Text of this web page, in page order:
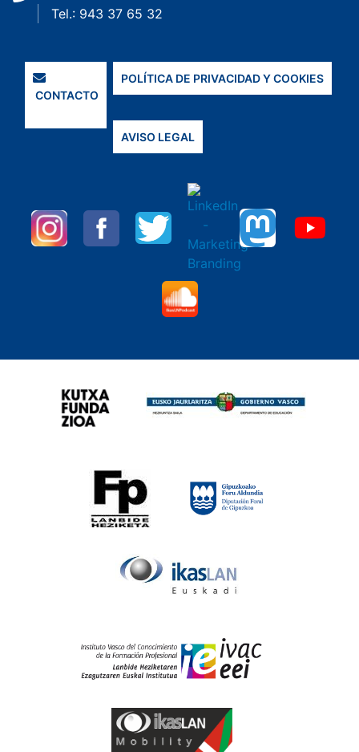
Tel.: 943 37 65 32
CONTACTO
POLÍTICA DE PRIVACIDAD Y COOKIES
AVISO LEGAL